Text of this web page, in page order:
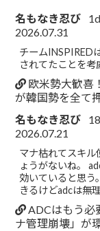
名もなき忍び
2026.07.31
チームINSPIRED
されてたことを
欧米勢大歓喜
が韓国勢を全て
名もなき忍び
2026.07.21
マナ枯れてスキル
ょうがないね。
効いていると思う
きるけどadcは無
ADCはもう必
ナ管理崩壊」が